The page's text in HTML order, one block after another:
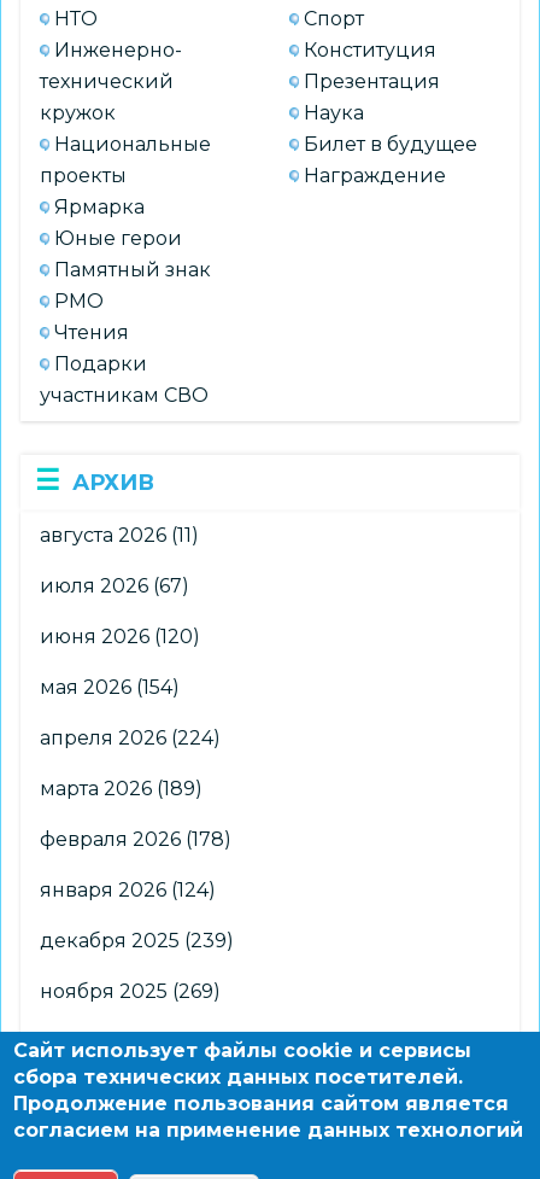
НТО
Инженерно-
технический
кружок
Национальные
проекты
Ярмарка
Юные герои
Памятный знак
РМО
Чтения
Подарки
участникам СВО
Спорт
Конституция
Презентация
Наука
Билет в будущее
Награждение
АРХИВ
августа 2026 (11)
июля 2026 (67)
июня 2026 (120)
мая 2026 (154)
апреля 2026 (224)
марта 2026 (189)
февраля 2026 (178)
января 2026 (124)
декабря 2025 (239)
ноября 2025 (269)
октября 2025(266)
сентября 2025 (176)
августа 2025 (2)
Сайт использует файлы cookie и сервисы
сбора технических данных посетителей.
Продолжение пользования сайтом является
согласием на применение данных технологий